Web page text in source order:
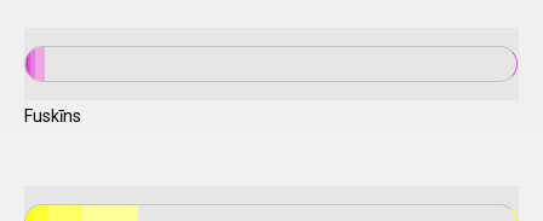
Fuskīns